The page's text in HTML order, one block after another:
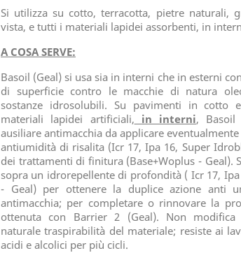
Si utilizza su cotto, terracotta, pietre naturali,
vista, e tutti i materiali lapidei assorbenti, in
A COSA SERVE:
Basoil (Geal) si usa sia in interni che in esterni
di superficie contro le macchie di natura
sostanze idrosolubili. Su pavimenti in cotto
materiali lapidei artificiali, in interni, Basoil
ausiliare antimacchia da applicare
antiumidità di risalita (Icr 17, Ipa 16, Super
dei trattamenti di finitura (Base+Woplus - Geal).
sopra un idrorepellente di profondità ( Icr 17,
- Geal) per ottenere la duplice azione anti
antimacchia; per completare o rinnovare la
ottenuta con Barrier 2 (Geal). Non modifica
naturale traspirabilità del materiale; resiste ai
acidi e alcolici per più cicli.